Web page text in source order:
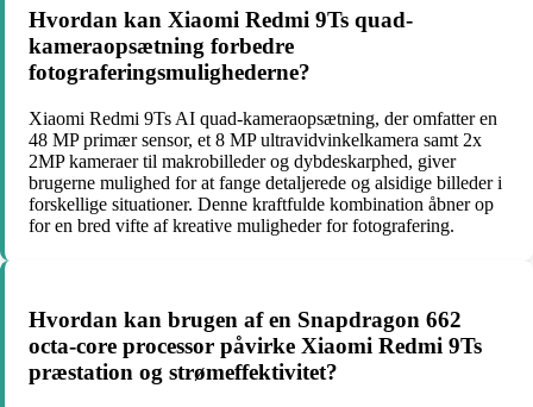
Hvordan kan Xiaomi Redmi 9Ts quad-
kameraopsætning forbedre
fotograferingsmulighederne?
Xiaomi Redmi 9Ts AI quad-kameraopsætning, der omfatter en
48 MP primær sensor, et 8 MP ultravidvinkelkamera samt 2x
2MP kameraer til makrobilleder og dybdeskarphed, giver
brugerne mulighed for at fange detaljerede og alsidige billeder i
forskellige situationer. Denne kraftfulde kombination åbner op
for en bred vifte af kreative muligheder for fotografering.
Hvordan kan brugen af en Snapdragon 662
octa-core processor påvirke Xiaomi Redmi 9Ts
præstation og strømeffektivitet?